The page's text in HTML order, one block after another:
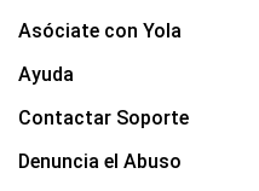
Asóciate con Yola
Ayuda
Contactar Soporte
Denuncia el Abuso